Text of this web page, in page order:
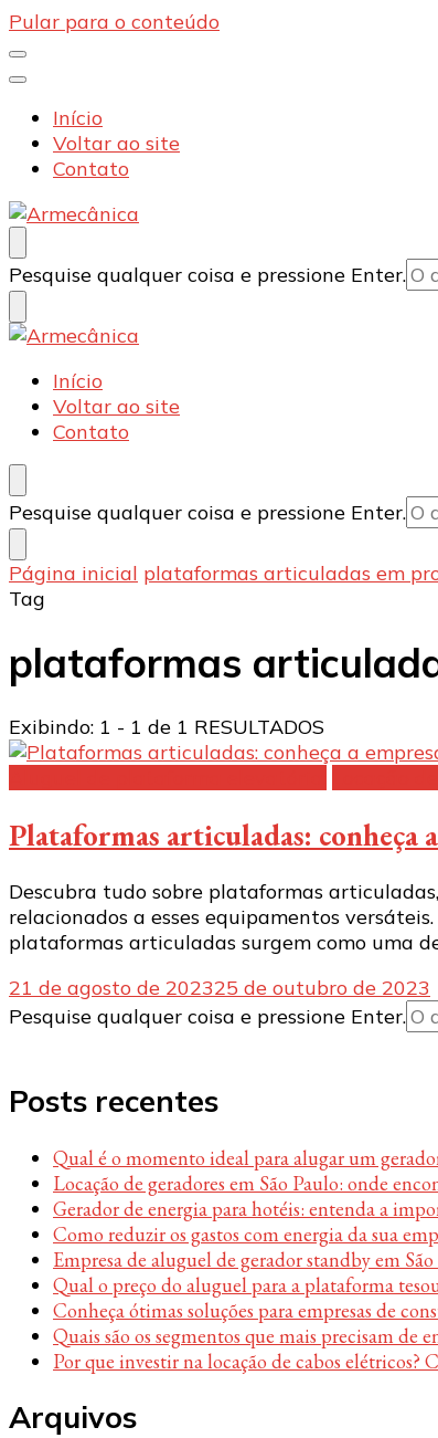
Pular para o conteúdo
Início
Voltar ao site
Contato
Armecânica
Blog
Procurando
algo?
Pesquise qualquer coisa e pressione Enter.
Armecânica
Blog
Início
Voltar ao site
Contato
Procurando
algo?
Pesquise qualquer coisa e pressione Enter.
Página inicial plataformas articuladas em
Tag
plataformas
Exibindo: 1 - 1 de 1 RESULTADOS
Plataformas articuladas: conheça
Descubra tudo sobre plataformas
relacionados a esses equipamentos
plataformas articuladas surgem como uma
21 de agosto de 202325 de outubro de 2023
Procurando
Pesquise qualquer coisa e pressione Enter.
Posts recentes
Qual é o momento ideal para alugar um
Locação de geradores em São Paulo: onde
Gerador de energia para hotéis: entenda a
Como reduzir os gastos com energia da sua
Empresa de aluguel de gerador standby em
Qual o preço do aluguel para a plataforma
Conheça ótimas soluções para empresas de
Quais são os segmentos que mais precisam de
Por que investir na locação de cabos elétricos?
Arquivos